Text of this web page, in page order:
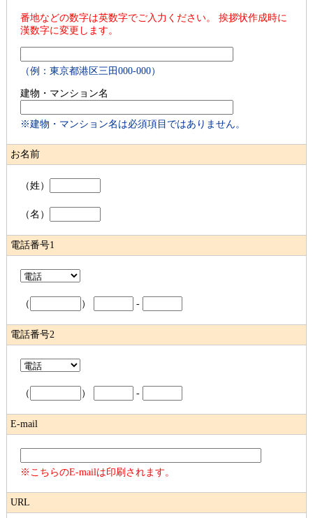
番地などの数字は英数字でご入力ください。 挨拶状作成時に
漢数字に変更します。
（例：東京都港区三田000-000）
建物・マンション名
※建物・マンション名は必須項目ではありません。
お名前
（姓）
（名）
電話番号1
（ ） -
電話番号2
（ ） -
E-mail
※こちらのE-mailは印刷されます。
URL